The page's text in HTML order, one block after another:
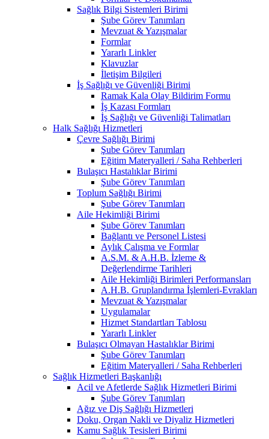
Sağlık Bilgi Sistemleri Birimi
Şube Görev Tanımları
Mevzuat & Yazışmalar
Formlar
Yararlı Linkler
Klavuzlar
İletişim Bilgileri
İş Sağlığı ve Güvenliği Birimi
Ramak Kala Olay Bildirim Formu
İş Kazası Formları
İş Sağlığı ve Güvenliği Talimatları
Halk Sağlığı Hizmetleri
Çevre Sağlığı Birimi
Şube Görev Tanımları
Eğitim Materyalleri / Saha Rehberleri
Bulaşıcı Hastalıklar Birimi
Şube Görev Tanımları
Toplum Sağlığı Birimi
Şube Görev Tanımları
Aile Hekimliği Birimi
Şube Görev Tanımları
Bağlantı ve Personel Listesi
Aylık Çalışma ve Formlar
A.S.M. & A.H.B. İzleme &
Değerlendirme Tarihleri
Aile Hekimliği Birimleri Performansları
A.H.B. Gruplandırma İşlemleri-Evrakları
Mevzuat & Yazışmalar
Uygulamalar
Hizmet Standartları Tablosu
Yararlı Linkler
Bulaşıcı Olmayan Hastalıklar Birimi
Şube Görev Tanımları
Eğitim Materyalleri / Saha Rehberleri
Sağlık Hizmetleri Başkanlığı
Acil ve Afetlerde Sağlık Hizmetleri Birimi
Şube Görev Tanımları
Ağız ve Diş Sağlığı Hizmetleri
Doku, Organ Nakli ve Diyaliz Hizmetleri
Kamu Sağlık Tesisleri Birimi